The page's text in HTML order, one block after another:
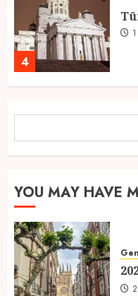
5
2
YOU MAY HAVE